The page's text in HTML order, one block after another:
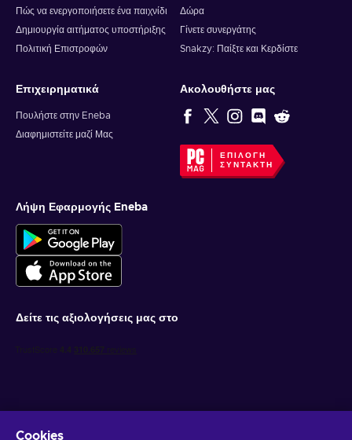
Πώς να ενεργοποιήσετε ένα παιχνίδι
Δημιουργία αιτήματος υποστήριξης
Πολιτική Επιστροφών
Δώρα
Γίνετε συνεργάτης
Snakzy: Παίξτε και Κερδίστε
Επιχειρηματικά
Πουλήστε στην Eneba
Διαφημιστείτε μαζί Μας
Ακολουθήστε μας
ΕΠΙΛΟΓΉ
ΣΥΝΤΆΚΤΗ
Λήψη Εφαρμογής Eneba
Δείτε τις αξιολογήσεις μας στο
Cookies